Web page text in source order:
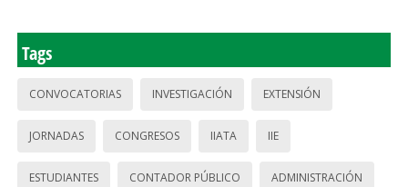
Tags
CONVOCATORIAS INVESTIGACIÓN EXTENSIÓN
JORNADAS CONGRESOS IIATA IIE
ESTUDIANTES CONTADOR PÚBLICO ADMINISTRACIÓN